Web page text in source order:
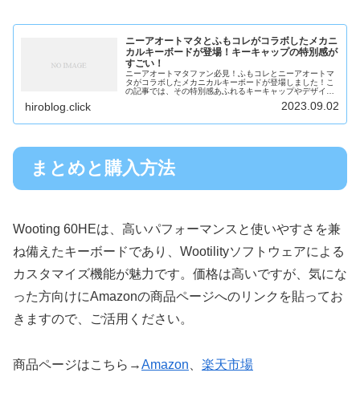
ニーアオートマタとふもコレがコラボしたメカニ
カルキーボードが登場！キーキャップの特別感が
すごい！
ニーアオートマタファン必見！ふもコレとニーアオートマ
タがコラボしたメカニカルキーボードが登場しました！こ
の記事では、その特別感あふれるキーキャップやデザイン
hiroblog.click 2023.09.02
まとめと購入方法
Wooting 60HEは、高いパフォーマンスと使いやすさを兼
ね備えたキーボードであり、Wootilityソフトウェアによる
カスタマイズ機能が魅力です。価格は高いですが、気にな
った方向けにAmazonの商品ページへのリンクを貼ってお
きますので、ご活用ください。
商品ページはこちら→Amazon 楽天市場